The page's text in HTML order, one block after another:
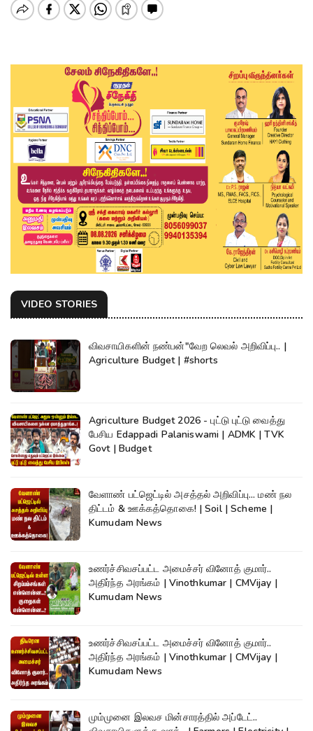
VIDEO STORIES
விவசாயிகளின் நண்பன்"வேற லெவல் அறிவிப்பு.. |
Agriculture Budget | #shorts
Agriculture Budget 2026 - புட்டு புட்டு வைத்து
பேசிய Edappadi Palaniswami | ADMK | TVK
Govt | Budget
வேளாண் பட்ஜெட்டில் அசத்தல் அறிவிப்பு... மண் நல
திட்டம் & ஊக்கத்தொகை! | Soil | Scheme |
Kumudam News
உணர்ச்சிவசப்பட்ட அமைச்சர் வினோத் குமார்..
அதிர்ந்த அரங்கம் | Vinothkumar | CMVijay |
Kumudam News
உணர்ச்சிவசப்பட்ட அமைச்சர் வினோத் குமார்..
அதிர்ந்த அரங்கம் | Vinothkumar | CMVijay |
Kumudam News
மும்முனை இலவச மின்சாரத்தில் அப்டேட்..